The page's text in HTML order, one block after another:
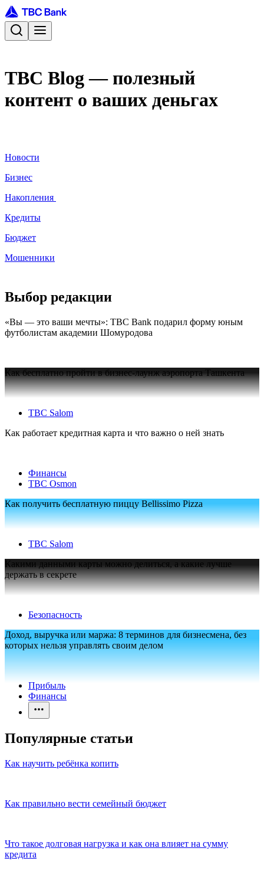
TBC Blog — полезный
контент о ваших деньгах
Новости
Бизнес
Накопления
Кредиты
Бюджет
Мошенники
Выбор редакции
«Вы — это ваши мечты»: TBC Bank подарил форму юным
футболистам академии Шомуродова
Как бесплатно пройти в бизнес-лаунж аэропорта Ташкента
TBC Salom
Как работает кредитная карта и что важно о ней знать
Финансы
TBC Osmon
Как получить бесплатную пиццу Bellissimo Pizza
TBC Salom
Какими данными карты можно делиться, а какие лучше
держать в секрете
Безопасность
Доход, выручка или маржа: 8 терминов для бизнесмена, без
которых нельзя управлять своим делом
Прибыль
Финансы
Популярные статьи
Как научить ребёнка копить
Как правильно вести семейный бюджет
Что такое долговая нагрузка и как она влияет на сумму
кредита